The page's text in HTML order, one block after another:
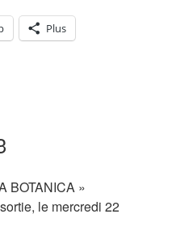
Plus
BOTANICA »
le mercredi 22